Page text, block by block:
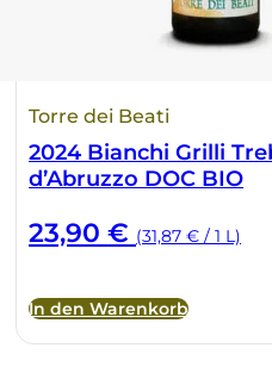
Torre dei Beati
2024 Bianchi Grilli
d’Abruzzo DOC BIO
23,90€ (31,87 € / 1 L)
In den Warenkorb